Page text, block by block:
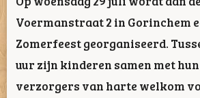
Voermanstraat 2 in Gorinchem
Zomerfeest georganiseerd.
uur zijn kinderen samen met
verzorgers van harte welkom